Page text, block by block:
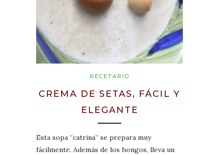
RECETARIO
CREMA DE SETAS, FÁCIL Y
ELEGANTE
Esta sopa “catrina” se prepara muy
fácilmente. Además de los hongos, lleva un